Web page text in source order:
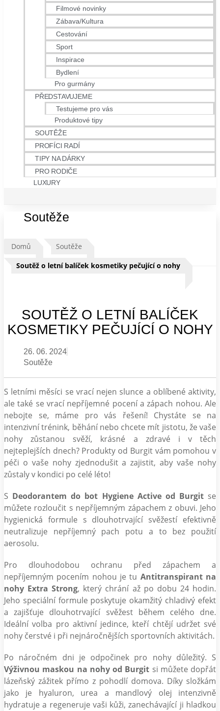
Filmové novinky
Zábava/Kultura
Cestování
Sport
Inspirace
Bydlení
Pro gurmány
PŘEDSTAVUJEME
Testujeme pro vás
Produktové tipy
SOUTĚŽE
PROFÍCI RADÍ
TIPY NA DÁRKY
PRO RODIČE
LUXURY
Soutěže
Domů Soutěže
Soutěž o letní balíček kosmetiky pečující o nohy
SOUTĚŽ O LETNÍ BALÍČEK
KOSMETIKY PEČUJÍCÍ O NOHY
26. 06. 2024
Soutěže
S letními měsíci se vrací nejen slunce a oblíbené aktivity,
ale také se vrací nepříjemné pocení a zápach nohou. Ale
nebojte se, máme pro vás řešení! Chystáte se na
intenzivní trénink, běhání nebo chcete mít jistotu, že vaše
nohy zůstanou svěží, krásné a zdravé i v těch
nejteplejších dnech? Produkty od Burgit vám pomohou v
péči o vaše nohy zjednodušit a zajistit, aby vaše nohy
zůstaly v kondici po celé léto!
S Deodorantem do bot Hygiene Active od Burgitse
můžete rozloučit s nepříjemným zápachem z obuvi. Jeho
hygienická formule s dlouhotrvající svěžestí efektivně
neutralizuje nepříjemný pach potu a to bez použití
aerosolu.
Pro dlouhodobou ochranu před zápachem a
nepříjemným pocením nohou je tu Antitranspirant na
nohy Extra Strong, který chrání až po dobu 24 hodin.
Jeho speciální formule poskytuje okamžitý chladivý efekt
a zajišťuje dlouhotrvající svěžest během celého dne.
Ideální volba pro aktivní jedince, kteří chtějí udržet své
nohy čerstvé i při nejnáročnějších sportovních aktivitách.
Po náročném dni je odpočinek pro nohy důležitý. S
Výživnou maskou na nohy od Burgit si můžete dopřát
lázeňský zážitek přímo z pohodlí domova. Díky složkám
jako je hyaluron, urea a mandlový olej intenzivně
hydratuje a regeneruje vaši kůži, zanechávající ji hladkou